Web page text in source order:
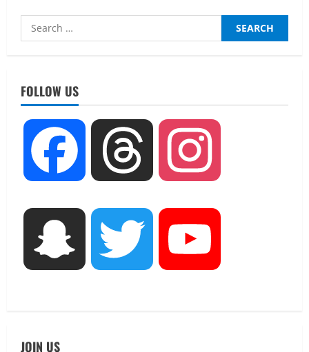
Search
for:
FOLLOW US
Facebook Threads
Snapchat Twitter
JOIN US
August 7, 2026
UTTARAKHAND NEWS
नाबार्ड ने राष्ट्रीय हथकरघा दिवस के अवसर पर
मुंबई में तीन दिवसीय प्रदर्शनी का आयोजन किया
UTTARAKHAND NEWS
जिलाधिकारी/जिला निर्वाचन अधिकारी ने
सहसपुर विधानसभा क्षेत्र के पोलिंग बूथों का